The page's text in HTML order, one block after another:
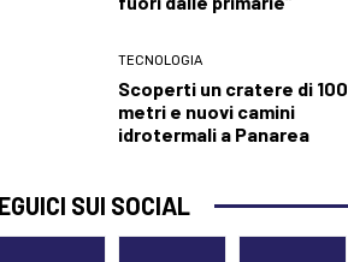
TECNOLOGIA
Scoperti un cratere di 100
metri e nuovi camini
idrotermali a Panarea
SUI SOCIAL